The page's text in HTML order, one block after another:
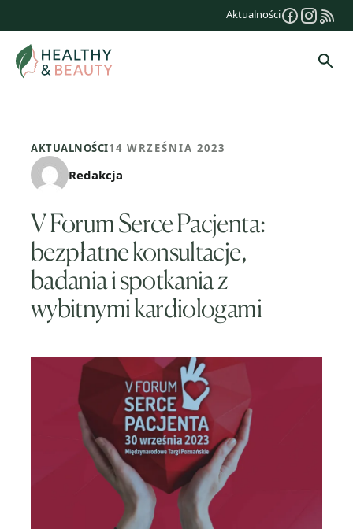
treści
Aktualności
AKTUALNOŚCI14 WRZEŚNIA 2023
Redakcja
V Forum Serce Pacjenta:
bezpłatne konsultacje,
badania i spotkania z
wybitnymi kardiologami